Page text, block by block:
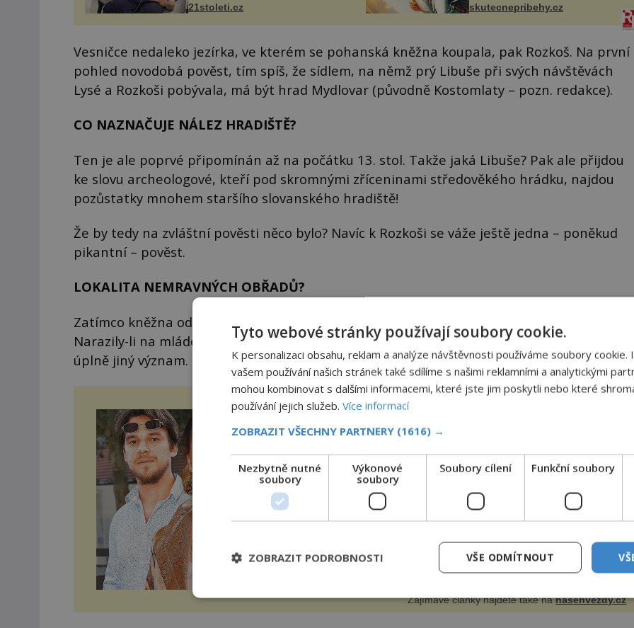
vyžaduje vysoce invazivní
vhodný k dostatečně přesnému
21stoleti.cz
domek na severu Čech, kde
jsme si naplánova...
skutecnepribehy.cz
Vesničce nedaleko jezírka, ve kterém se pohanská kněžna koupala, pak Rozkoš. Na první
pohled novodobá pověst, tím spíš, že sídlem, na němž prý Libuše při svých návštěvách
Lysé a Rozkoši pobývala, má být hrad Mydlovar (původně Kostomlaty – pozn. redakce).
CO NAZNAČUJE NÁLEZ HRADIŠTĚ?
Ten je ale poprvé připomínán až na počátku 13. stol. Takže jaká Libuše? Pak ale přijdou
ke slovu archeologové, kteří pod skromnými zříceninami středověkého hrádku, najdou
pozůstatky mnohem staršího slovanského hradiště!
Že by tedy na zvláštní pověsti něco bylo? Navíc k Rozkoši se váže ještě jedna – poněkud
pikantní – pověst.
LOKALITA NEMRAVNÝCH OBŘADŮ?
Zatímco kněžna odpočívala, její družky prý běhaly zcela neoděné po okolních lesích.
Narazily-li na mládence, hned si s ním užily nemravných hrátek. Název Rozkoš tak získává
úplně jiný význam.
Už byl zase málem oheň na střeše, ale všechno se nakonec
Dykové (47) vyznal lásku její dlouholetý kolega a kamarád. Lidé
si hned mysleli, ž...
Zajímavé články najdete také nanasehvezdy.cz
Tyto webové stránky používají soubory cookie.
K personalizaci obsahu, reklam a analýze návštěvnosti používáme soubory cookie.
vašem používání našich stránek také sdílíme s našimi reklamními a analytickými
mohou kombinovat s dalšími informacemi, které jste jim poskytli nebo které
používání jejich služeb. Více informací
ZOBRAZIT VŠECHNY PARTNERY (1616) →
Nezbytně nutné
soubory
Výkonové
soubory
Soubory cílení Funkční soubory
VŠE ODMÍTNOUT
ZOBRAZIT PODROBNOSTI